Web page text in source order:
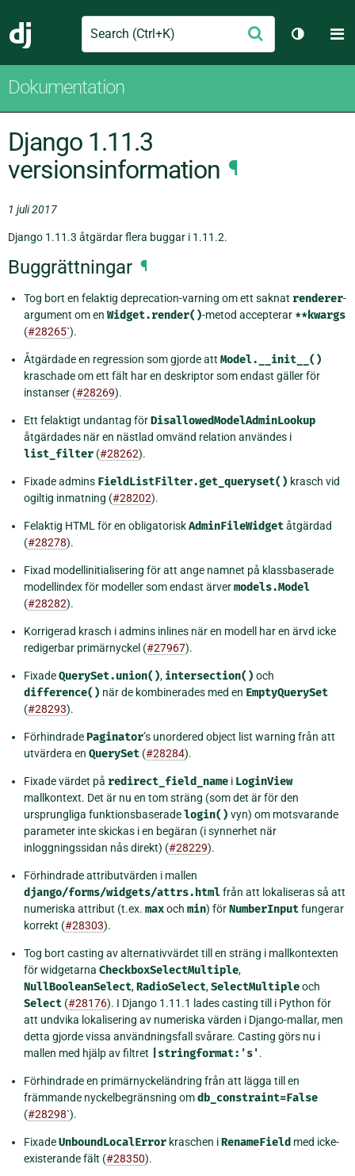
Django
Search Skicka
Växla
Dokumentation
Django 1.11.3
versionsinformation ¶
1 juli 2017
Django 1.11.3 åtgärdar flera buggar i 1.11.2.
Buggrättningar ¶
Tog bort en felaktig deprecation-varning om ett saknat renderer-
argument om en Widget.render()-metod accepterar **kwargs
(#28265`).
Åtgärdade en regression som gjorde att Model.__init__()
kraschade om ett fält har en deskriptor som endast gäller för
instanser (#28269).
Ett felaktigt undantag förDisallowedModelAdminLookup
åtgärdades när en nästlad omvänd relation användes i
list_filter (#28262).
Fixade admins FieldListFilter.get_queryset() krasch vid
ogiltig inmatning (#28202).
Felaktig HTML för en obligatoriskAdminFileWidgetåtgärdad
(#28278).
Fixad modellinitialisering för att ange namnet på klassbaserade
modellindex för modeller som endast ärvermodels.Model
(#28282).
Korrigerad krasch i admins inlines när en modell har en ärvd icke
redigerbar primärnyckel (#27967).
FixadeQuerySet.union(), intersection() och
difference() när de kombinerades med en EmptyQuerySet
(#28293).
FörhindradePaginator’s unordered object list warning från att
utvärdera en QuerySet (#28284).
Fixade värdet på redirect_field_name i LoginView
mallkontext. Det är nu en tom sträng (som det är för den
ursprungliga funktionsbaseradelogin() vyn) om motsvarande
parameter inte skickas i en begäran (i synnerhet när
inloggningssidan nås direkt) (#28229).
Förhindrade attributvärden i mallen
django/forms/widgets/attrs.htmlfrån att lokaliseras så att
numeriska attribut (t.ex. maxoch min) förNumberInputfungerar
korrekt (#28303).
Tog bort casting av alternativvärdet till en sträng i mallkontexten
för widgetarna CheckboxSelectMultiple,
NullBooleanSelect,RadioSelect,SelectMultipleoch
Select (#28176). I Django 1.11.1 lades casting till i Python för
att undvika lokalisering av numeriska värden i Django-mallar, men
detta gjorde vissa användningsfall svårare. Casting görs nu i
mallen med hjälp av filtret
|stringformat:'s'.
Förhindrade en primärnyckeländring från att lägga till en
främmande nyckelbegränsning omdb_constraint=False
(#28298`).
FixadeUnboundLocalError kraschen iRenameField med icke-
existerande fält (#28350).